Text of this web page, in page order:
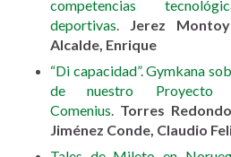
competencias
deportivas
Jerez
Alcalde, Enrique
“Di capacidad”. Gymkana
de nuestro Proyecto
Comenius
Torres
Jiménez Conde, Claudio